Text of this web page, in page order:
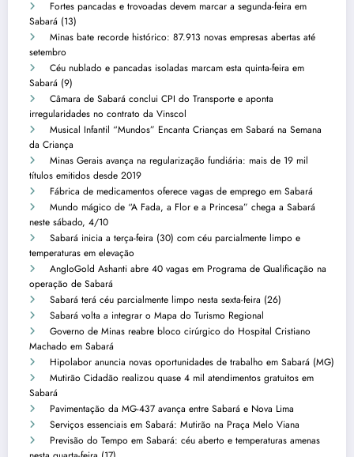
Fortes pancadas e trovoadas devem marcar a segunda-feira em
Sabará (13)
Minas bate recorde histórico: 87.913 novas empresas abertas até
setembro
Céu nublado e pancadas isoladas marcam esta quinta-feira em
Sabará (9)
Câmara de Sabará conclui CPI do Transporte e aponta
irregularidades no contrato da Vinscol
Musical Infantil “Mundos” Encanta Crianças em Sabará na Semana
da Criança
Minas Gerais avança na regularização fundiária: mais de 19 mil
títulos emitidos desde 2019
Fábrica de medicamentos oferece vagas de emprego em Sabará
Mundo mágico de “A Fada, a Flor e a Princesa” chega a Sabará
neste sábado, 4/10
Sabará inicia a terça-feira (30) com céu parcialmente limpo e
temperaturas em elevação
AngloGold Ashanti abre 40 vagas em Programa de Qualificação na
operação de Sabará
Sabará terá céu parcialmente limpo nesta sexta-feira (26)
Sabará volta a integrar o Mapa do Turismo Regional
Governo de Minas reabre bloco cirúrgico do Hospital Cristiano
Machado em Sabará
Hipolabor anuncia novas oportunidades de trabalho em Sabará (MG)
Mutirão Cidadão realizou quase 4 mil atendimentos gratuitos em
Sabará
Pavimentação da MG-437 avança entre Sabará e Nova Lima
Serviços essenciais em Sabará: Mutirão na Praça Melo Viana
Previsão do Tempo em Sabará: céu aberto e temperaturas amenas